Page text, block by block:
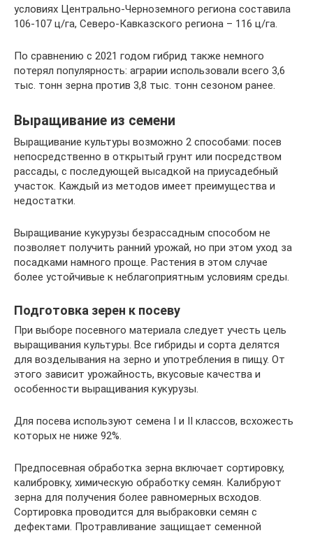
условиях Центрально-Черноземного региона составила
106-107 ц/га, Северо-Кавказского региона – 116 ц/га.
По сравнению с 2021 годом гибрид также немного
потерял популярность: аграрии использовали всего 3,6
тыс. тонн зерна против 3,8 тыс. тонн сезоном ранее.
Выращивание из семени
Выращивание культуры возможно 2 способами: посев
непосредственно в открытый грунт или посредством
рассады, с последующей высадкой на приусадебный
участок. Каждый из методов имеет преимущества и
недостатки.
Выращивание кукурузы безрассадным способом не
позволяет получить ранний урожай, но при этом уход за
посадками намного проще. Растения в этом случае
более устойчивые к неблагоприятным условиям среды.
Подготовка зерен к посеву
При выборе посевного материала следует учесть цель
выращивания культуры. Все гибриды и сорта делятся
для возделывания на зерно и употребления в пищу. От
этого зависит урожайность, вкусовые качества и
особенности выращивания кукурузы.
Для посева используют семена I и II классов, всхожесть
которых не ниже 92%.
Предпосевная обработка зерна включает сортировку,
калибровку, химическую обработку семян. Калибруют
зерна для получения более равномерных всходов.
Сортировка проводится для выбраковки семян с
дефектами. Протравливание защищает семенной